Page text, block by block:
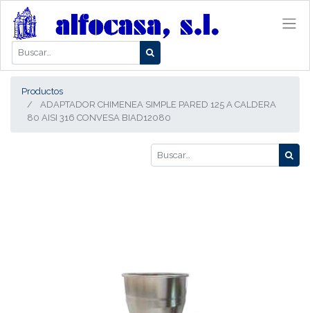
Productos
ADAPTADOR CHIMENEA SIMPLE PARED 125 A CALDERA
80 AISI 316 CONVESA BIAD12080